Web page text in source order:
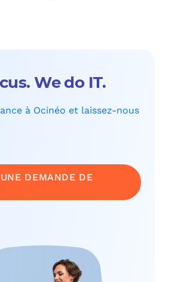
We do IT.
à Ocinéo et laissez-nous
DEMANDE DE